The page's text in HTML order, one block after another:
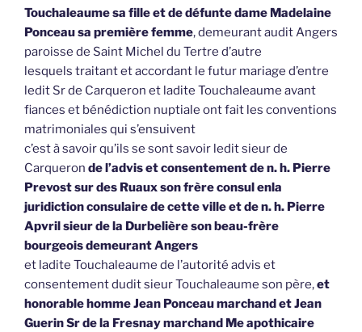
Touchaleaume sa fille et de défunte dame Madelaine
Ponceau sa première femme, demeurant audit Angers
paroisse de Saint Michel du Tertre d’autre
lesquels traitant et accordant le futur mariage d’entre
ledit Sr de Carqueron et ladite Touchaleaume avant
fiances et bénédiction nuptiale ont fait les conventions
matrimoniales qui s’ensuivent
c’est à savoir qu’ils se sont savoir ledit sieur de
Carqueron de l’advis et consentement de n. h. Pierre
Prevost sur des Ruaux son frère consul enla
juridiction consulaire de cette ville et de n. h. Pierre
Apvril sieur de la Durbelière son beau-frère
bourgeois demeurant Angers
et ladite Touchaleaume de l’autorité advis et
consentement dudit sieur Touchaleaume son père,et
honorable homme Jean Ponceau marchand et Jean
Guerin Sr de la Fresnay marchand Me apothicaire